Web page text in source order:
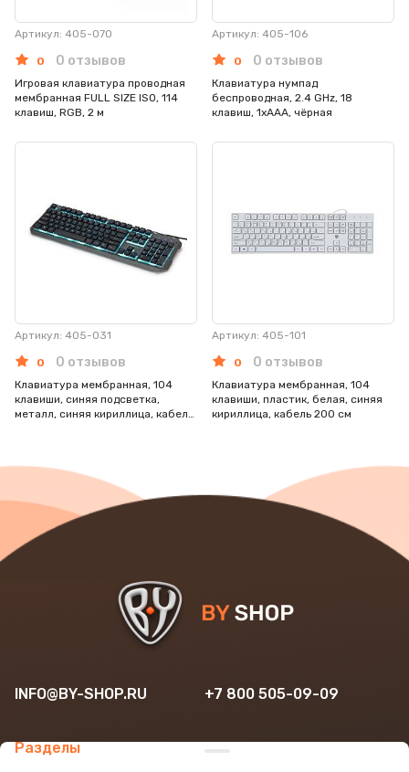
Артикул: 405-070
0 0 отзывов
Игровая клавиатура проводная
мембранная FULL SIZE ISO, 114
клавиш, RGB, 2 м
Артикул: 405-106
0 0 отзывов
Клавиатура нумпад
беспроводная, 2.4 GHz, 18
клавиш, 1xААА, чёрная
Артикул: 405-031
0 0 отзывов
Клавиатура мембранная, 104
клавиши, синяя подсветка,
металл, синяя кириллица, кабель
Артикул: 405-101
0 0 отзывов
Клавиатура мембранная, 104
клавиши, пластик, белая, синяя
кириллица, кабель 200 см
INFO@BY-SHOP.RU +7 800 505-09-09
Разделы